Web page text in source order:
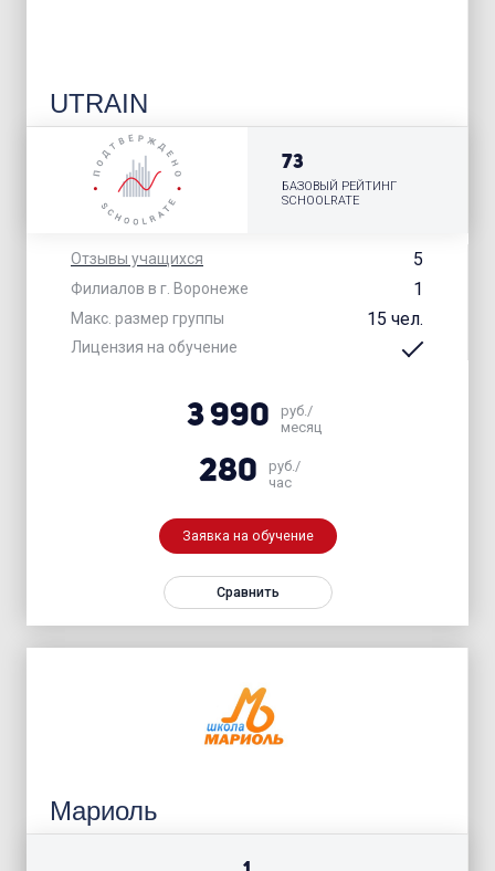
UTRAIN
Отзывы учащихся 5
Филиалов в г. Воронеже 1
Макс. размер группы 15 чел.
Лицензия на обучение
73
БАЗОВЫЙ РЕЙТИНГ
SCHOOLRATE
3 990
руб./
месяц
280
руб./
час
Заявка на обучение
Сравнить
Мариоль